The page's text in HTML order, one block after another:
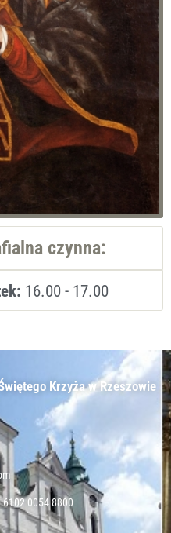
czynna:
16.00 - 17.00
Krzyża w Rzeszowie​
0054 8800